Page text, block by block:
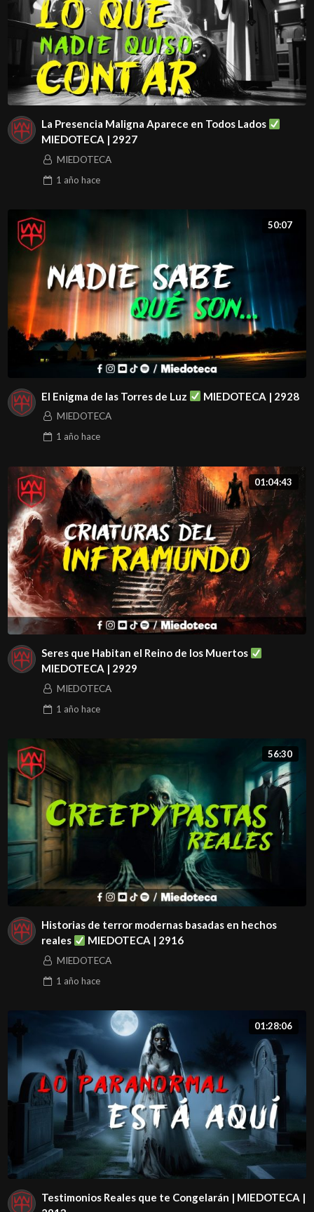
La Presencia Maligna Aparece en Todos Lados
MIEDOTECA | 2927
MIEDOTECA
1 año hace
50:07
El Enigma de las Torres de Luz MIEDOTECA | 2928
MIEDOTECA
1 año hace
01:04:43
Seres que Habitan el Reino de los Muertos
MIEDOTECA | 2929
MIEDOTECA
1 año hace
56:30
Historias de terror modernas basadas en hechos
reales
MIEDOTECA | 2916
MIEDOTECA
1 año hace
01:28:06
Testimonios Reales que te Congelarán | MIEDOTECA |